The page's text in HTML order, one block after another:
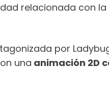
relacionada con
por
una animación 2D